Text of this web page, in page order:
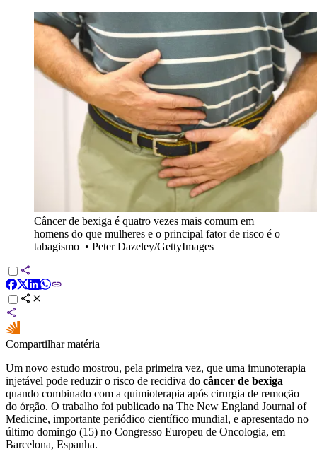
Câncer de bexiga é quatro vezes mais comum em
homens do que mulheres e o principal fator de risco é o
tabagismo • Peter Dazeley/GettyImages
Compartilhar matéria
Um novo estudo mostrou, pela primeira vez, que uma imunoterapia
injetável pode reduzir o risco de recidiva do câncer de bexiga
quando combinado com a quimioterapia após cirurgia de remoção
do órgão. O trabalho foi publicado na The New England Journal of
Medicine, importante periódico científico mundial, e apresentado no
último domingo (15) no Congresso Europeu de Oncologia, em
Barcelona, Espanha.